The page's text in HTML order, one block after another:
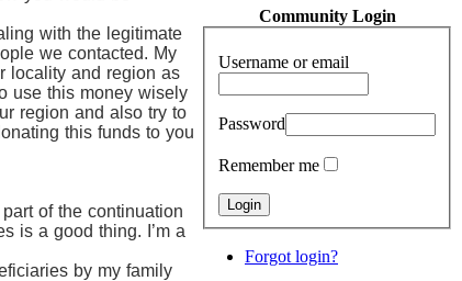
with the legitimate
we contacted. My
locality and region as
use this money wisely
region and also try to
this funds to you
of the continuation
is a good thing. I’m a
by my family
Community Login
Username or email
Password
Remember me
Forgot login?